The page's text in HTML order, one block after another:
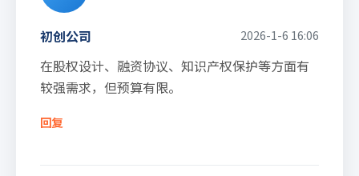
初创公司 2026-1-6 16:06
在股权设计、融资协议、知识产权保护等方面有
较强需求，但预算有限。
回复